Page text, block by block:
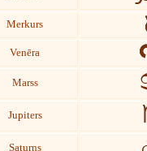
Merkurs
Venēra
Marss
Jupiters
Saturns